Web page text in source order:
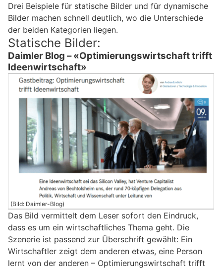
Drei Beispiele für statische Bilder und für dynamische
Bilder machen schnell deutlich, wo die Unterschiede
der beiden Kategorien liegen.
Statische Bilder:
Daimler Blog – «Optimierungswirtschaft trifft
Ideenwirtschaft»
(Bild: Daimler-Blog)
Das Bild vermittelt dem Leser sofort den Eindruck,
dass es um ein wirtschaftliches Thema geht. Die
Szenerie ist passend zur Überschrift gewählt: Ein
Wirtschaftler zeigt dem anderen etwas, eine Person
lernt von der anderen – Optimierungswirtschaft trifft